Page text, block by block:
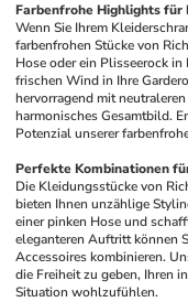
Farbenfrohe Highlights für
Wenn Sie Ihrem
farbenfrohen Stücke von
Hose oder ein Plisseerock
frischen Wind in Ihre
hervorragend mit
harmonisches Gesamtbild.
Potenzial unserer
Perfekte Kombinationen
Die Kleidungsstücke von
bieten Ihnen unzählige
einer pinken Hose und
eleganteren Auftritt können
Accessoires kombinieren.
die Freiheit zu geben, Ihren
Situation wohlzufühlen.